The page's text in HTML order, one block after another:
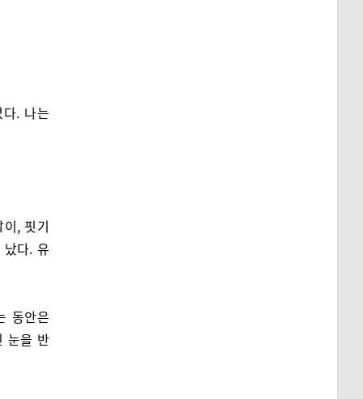
. 나는
, 핏기
다. 유
동안은
눈을 반